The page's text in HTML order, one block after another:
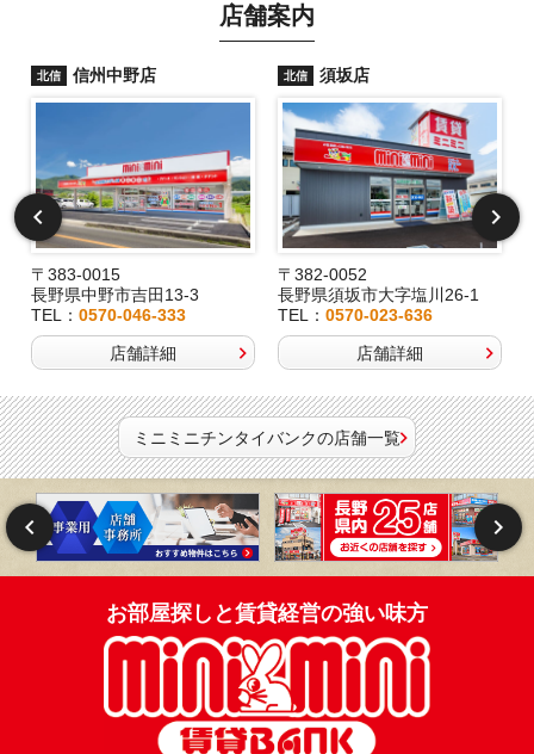
店舗案内
北信 信州中野店
〒383-0015
長野県中野市吉田13-3
TEL： 0570-046-333
店舗詳細
北信 須坂店
〒382-0052
長野県須坂市大字塩川26-1
TEL：0570-023-636
店舗詳細
ミニミニチンタイバンクの店舗一覧
お部屋探しと賃貸経営の強い味方